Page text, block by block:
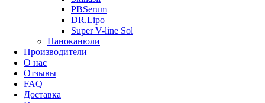
PBSerum
DR.Lipo
Super V-line Sol
Наноканюли
Производители
О нас
Отзывы
FAQ
Доставка